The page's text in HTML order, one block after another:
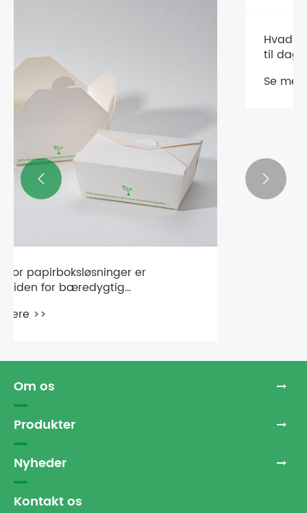
Hvad gør en Quality Cup Holder vigtig
til daglig brug?
 
Om os
Produkter
Nyheder
Kontakt os